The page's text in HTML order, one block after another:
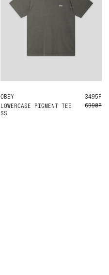
OBEY
LOWERCASE PIGMENT TEE
SS
S
3495Р
6990Р